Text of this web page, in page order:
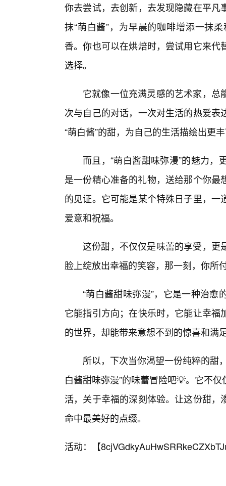
你去尝试，去创新，去发现隐藏在平
抹“萌白酱”，为早晨的咖啡增添一抹
香。你也可以在烘焙时，尝试用它来
选择。
它就像一位充满灵感的艺术家，
次与自己的对话，一次对生活的热爱
“萌白酱”的甜，为自己的生活描绘出更
而且，“萌白酱甜味弥漫”的魅力
是一份精心准备的礼物，送给那个你
的见证。它可能是某个特殊日子里，
爱意和祝福。
这份甜，不仅仅是味蕾的享受，更
脸上绽放出幸福的笑容，那一刻，你所
“萌白酱甜味弥漫”，它是一种治
它能指引方向；在快乐时，它能让幸
的世界，却能带来意想不到的惊喜和满
所以，下次当你渴望一份纯粹的甜
白酱甜味弥漫”的味蕾冒险吧💡。它不
活，关于幸福的深刻体验。让这份甜
命中最美好的点缀。
活动：【